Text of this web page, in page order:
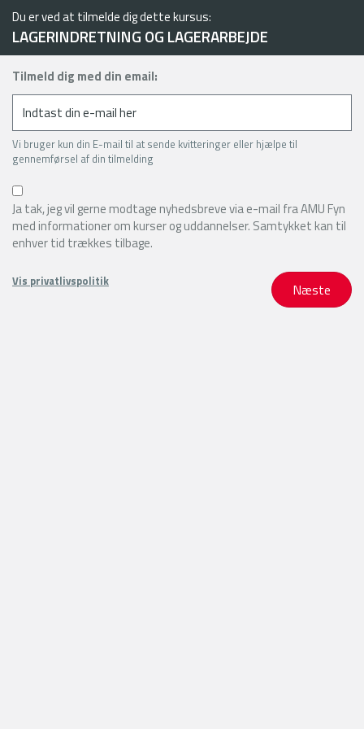
Du er ved at tilmelde dig dette kursus:
LAGERINDRETNING OG LAGERARBEJDE
Tilmeld dig med din email:
Vi bruger kun din E-mail til at sende kvitteringer eller hjælpe til
gennemførsel af din tilmelding
Ja tak, jeg vil gerne modtage nyhedsbreve via e-mail fra AMU Fyn
med informationer om kurser og uddannelser. Samtykket kan til
enhver tid trækkes tilbage.
Vis privatlivspolitik